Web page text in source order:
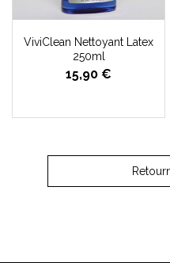
ViviClean Nettoyant Latex
250ml
15,90 €